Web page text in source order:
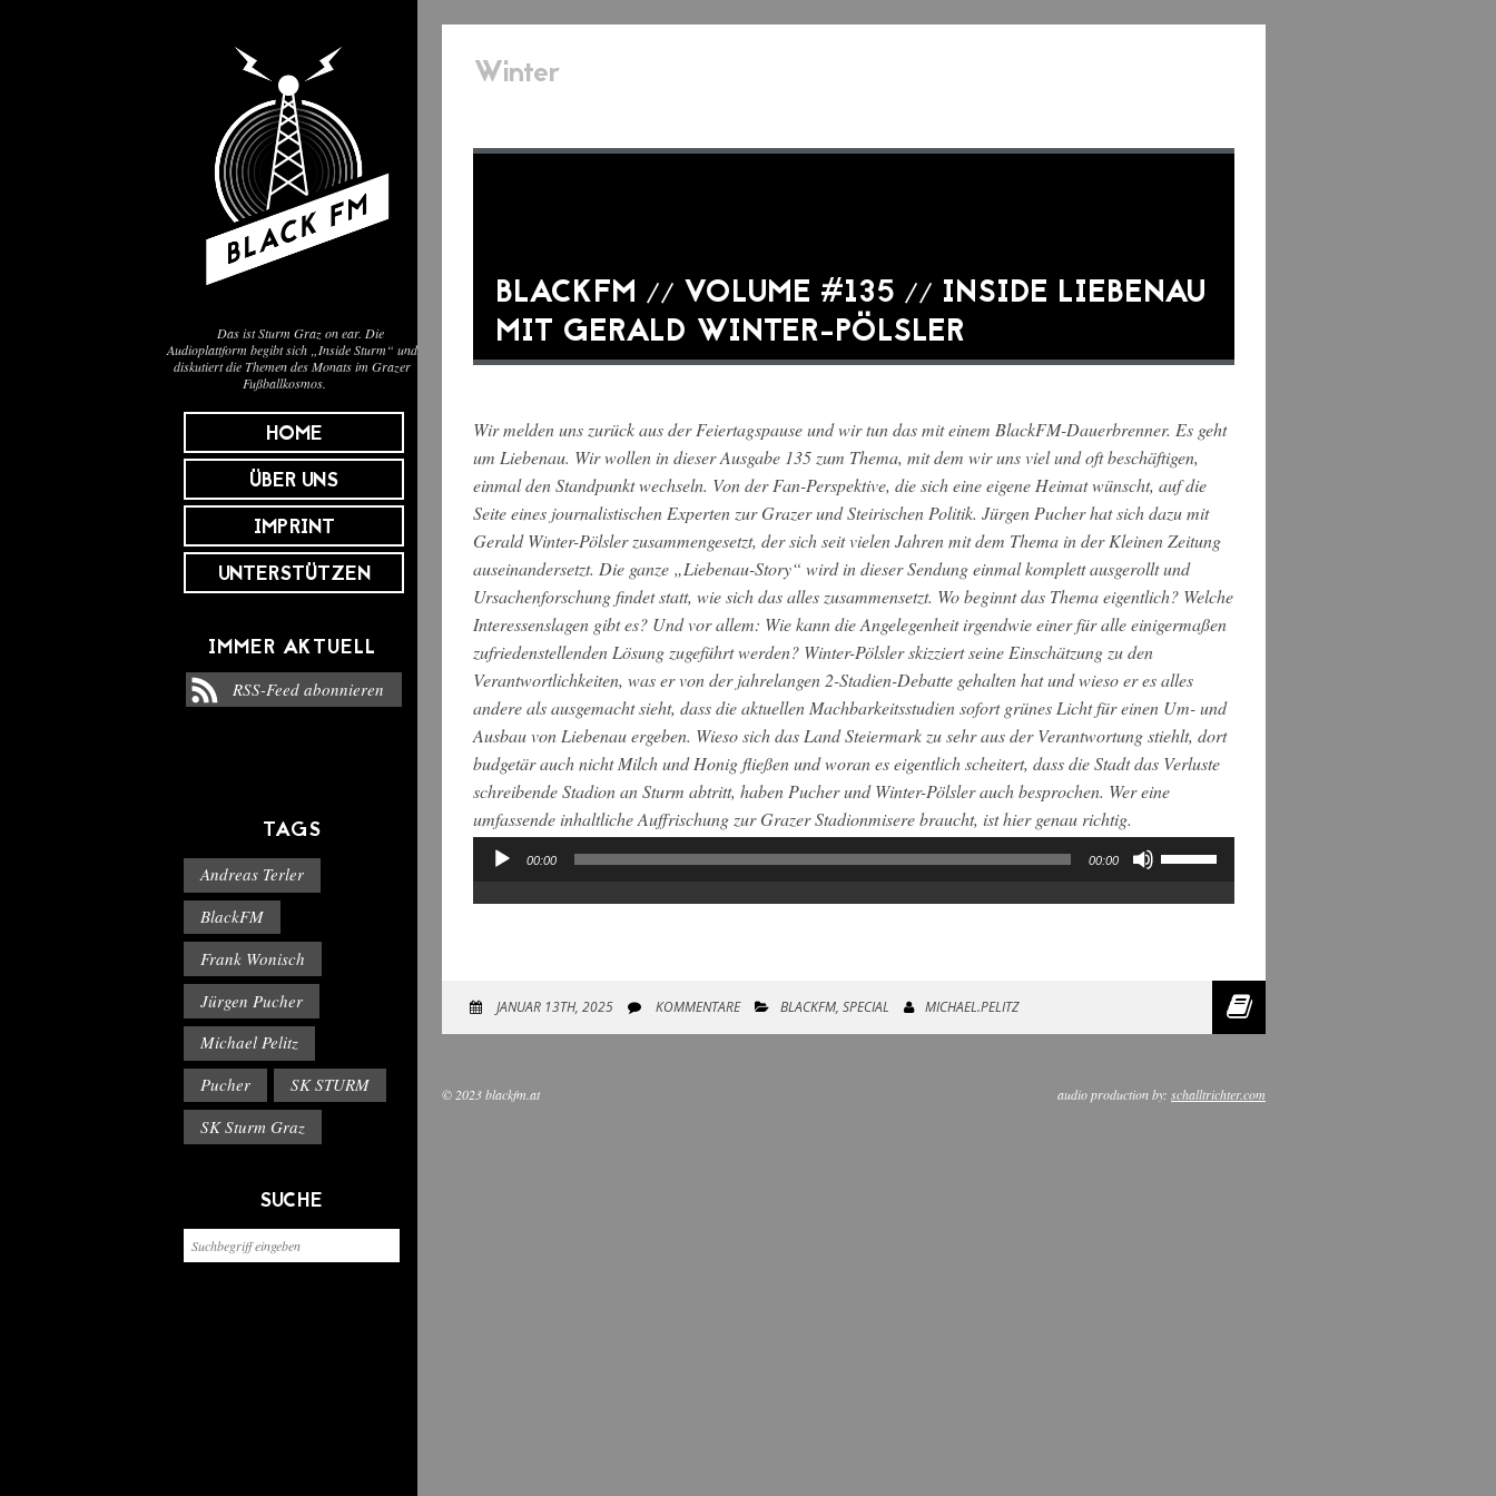
Das ist Sturm Graz on ear. Die
Audioplattform begibt sich „Inside Sturm“ und
diskutiert die Themen des Monats im Grazer
Fußballkosmos.
HOME
ÜBER UNS
IMPRINT
UNTERSTÜTZEN
IMMER AKTUELL
RSS-Feed abonnieren
TAGS
Andreas Terler
BlackFM
Frank Wonisch
Jürgen Pucher
Michael Pelitz
Pucher
SK STURM
SK Sturm Graz
SUCHE
Winter
BLACKFM // VOLUME #135 // INSIDE LIEBENAU
MIT GERALD WINTER-PÖLSLER
Wir melden uns zurück aus der Feiertagspause und wir tun das mit einem BlackFM-Dauerbrenner. Es geht
um Liebenau. Wir wollen in dieser Ausgabe 135 zum Thema, mit dem wir uns viel und oft beschäftigen,
einmal den Standpunkt wechseln. Von der Fan-Perspektive, die sich eine eigene Heimat wünscht, auf die
Seite eines journalistischen Experten zur Grazer und Steirischen Politik. Jürgen Pucher hat sich dazu mit
Gerald Winter-Pölsler zusammengesetzt, der sich seit vielen Jahren mit dem Thema in der Kleinen Zeitung
auseinandersetzt. Die ganze „Liebenau-Story“ wird in dieser Sendung einmal komplett ausgerollt und
Ursachenforschung findet statt, wie sich das alles zusammensetzt. Wo beginnt das Thema eigentlich? Welche
Interessenslagen gibt es? Und vor allem: Wie kann die Angelegenheit irgendwie einer für alle einigermaßen
zufriedenstellenden Lösung zugeführt werden? Winter-Pölsler skizziert seine Einschätzung zu den
Verantwortlichkeiten, was er von der jahrelangen 2-Stadien-Debatte gehalten hat und wieso er es alles
andere als ausgemacht sieht, dass die aktuellen Machbarkeitsstudien sofort grünes Licht für einen Um- und
Ausbau von Liebenau ergeben. Wieso sich das Land Steiermark zu sehr aus der Verantwortung stiehlt, dort
budgetär auch nicht Milch und Honig fließen und woran es eigentlich scheitert, dass die Stadt das Verluste
schreibende Stadion an Sturm abtritt, haben Pucher und Winter-Pölsler auch besprochen. Wer eine
umfassende inhaltliche Auffrischung zur Grazer Stadionmisere braucht, ist hier genau richtig.
Audio-
00:00 00:00
Hoch/Runter
um
JANUAR 13TH, 2025 KOMMENTARE BLACKFM, SPECIAL MICHAEL.PELITZ
© 2023 blackfm.at audio production by: schalltrichter.com